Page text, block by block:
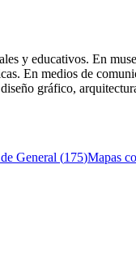
y educativos. En
En medios de
gráfico,
General (175)Mapas